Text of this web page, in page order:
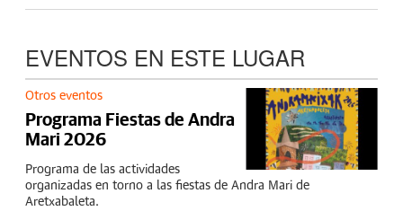
EVENTOS EN ESTE LUGAR
Otros eventos
Programa Fiestas de Andra
Mari 2026
Programa de las actividades
organizadas en torno a las fiestas de Andra Mari de
Aretxabaleta.